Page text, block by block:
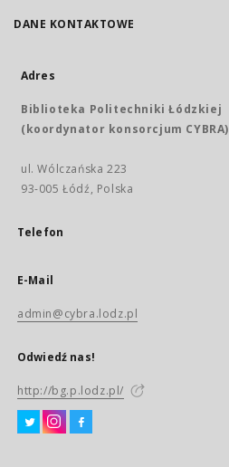
DANE KONTAKTOWE
Adres
Biblioteka Politechniki Łódzkiej
(koordynator konsorcjum CYBRA)
ul. Wólczańska 223
93-005 Łódź, Polska
Telefon
E-Mail
admin@cybra.lodz.pl
Odwiedź nas!
http://bg.p.lodz.pl/